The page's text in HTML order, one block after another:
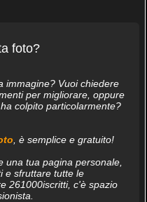
foto?
immagine? Vuoi chiedere
per migliorare, oppure
colpito particolarmente?
, è semplice e gratuito!
una tua pagina personale,
e sfruttare tutte le
261000iscritti, c'è spazio